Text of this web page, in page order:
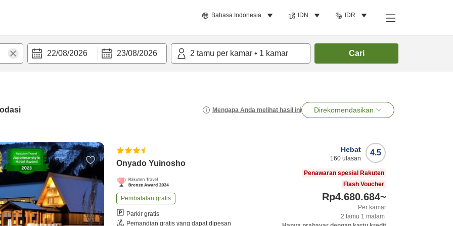
Bahasa Indonesia IDN IDR
22/08/2026 23/08/2026 2 tamu per kamar • 1 kamar Cari
Mengapa Anda melihat hasil ini Direkomendasikan
Onyado Yuinosho
Pembatalan gratis
Parkir gratis
Pemandian gratis yang dapat dipesan
4.5
Hebat
160 ulasan
Penawaran spesial Rakuten
Flash Voucher
Rp4.680.684~
Per kamar
2 tamu 1 malam